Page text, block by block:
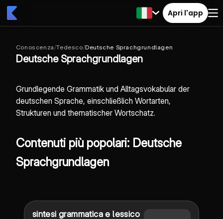
Apri l'app
Conoscenza/Tedesco/Deutsche Sprachgrundlagen
Deutsche Sprachgrundlagen
Grundlegende Grammatik und Alltagsvokabular der
deutschen Sprache, einschließlich Wortarten,
Strukturen und thematischer Wortschatz.
Contenuti più popolari: Deutsche
Sprachgrundlagen
sintesi grammatica e lessico